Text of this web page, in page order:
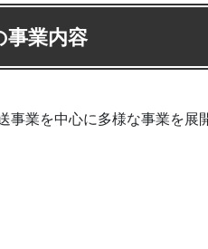
事業内容
業を中心に多様な事業を展